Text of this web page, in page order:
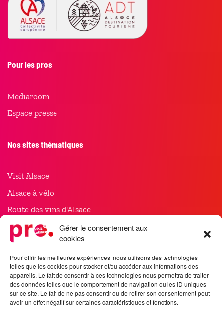
Gérer le consentement aux
cookies
Pour offrir les meilleures expériences, nous utilisons des technologies
telles que les cookies pour stocker et/ou accéder aux informations des
appareils. Le fait de consentir à ces technologies nous permettra de traiter
des données telles que le comportement de navigation ou les ID uniques
sur ce site. Le fait de ne pas consentir ou de retirer son consentement peut
avoir un effet négatif sur certaines caractéristiques et fonctions.
Pour les pros
Mediaroom
Espace presse
Nos sites thématiques
Visit Alsace
Alsace à vélo
Route des vins d'Alsace
Noël en Alsace
Meet in Alsace
Suivez-nous